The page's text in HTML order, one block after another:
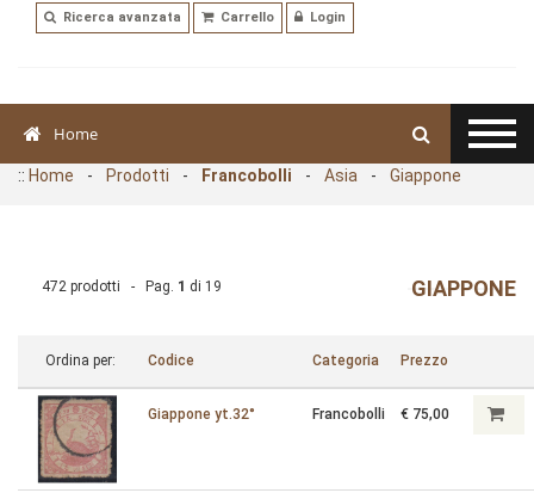
Ricerca avanzata Carrello Login
Home
:: Home - Prodotti - Francobolli - Asia - Giappone
GIAPPONE
472 prodotti - Pag. 1 di 19
Ordina per: Codice Categoria Prezzo
Giappone yt.32° Francobolli € 75,00